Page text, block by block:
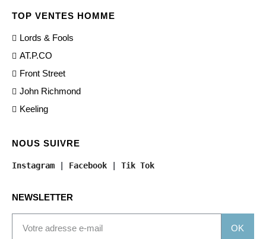
TOP VENTES HOMME
Lords & Fools
AT.P.CO
Front Street
John Richmond
Keeling
NOUS SUIVRE
Instagram | Facebook | Tik Tok
NEWSLETTER
OK